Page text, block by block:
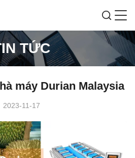
TỨC
máy Durian Malaysia
2023-11-17